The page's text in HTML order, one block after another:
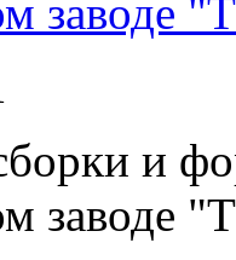
заводе
и
заводе